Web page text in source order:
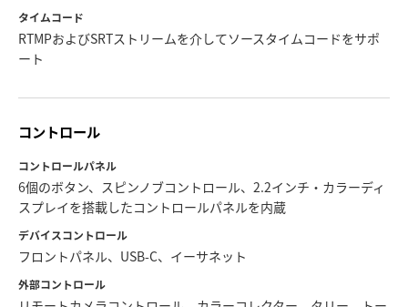
タイムコード
RTMPおよびSRTストリームを介してソースタイムコードをサポ
ート
コントロール
コントロールパネル
6個のボタン、スピンノブコントロール、2.2インチ・カラーディ
スプレイを搭載したコントロールパネルを内蔵
デバイスコントロール
フロントパネル、USB-C、イーサネット
外部コントロール